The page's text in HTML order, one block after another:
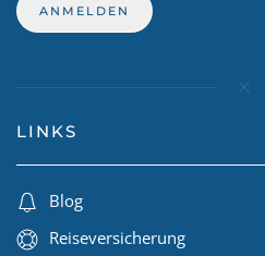
LINKS
Blog
Reiseversicherung